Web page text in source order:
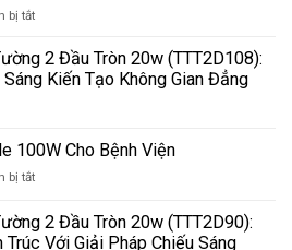
bị tắtở
Pha
LED
Module
Hãng
TDL
Giá
2 Đầu Tròn 20w (TTT2D108):
Kiến Tạo Không Gian Đẳng
100W Cho Bệnh Viện
bị tắtở
Pha
Module
2 Đầu Tròn 20w (TTT2D90):
Trúc Với Giải Pháp Chiếu Sáng